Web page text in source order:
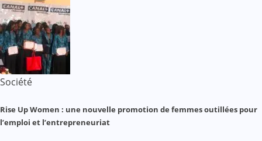
Société
Rise Up Women : une nouvelle promotion de femmes outillées pour
l’emploi et l’entrepreneuriat